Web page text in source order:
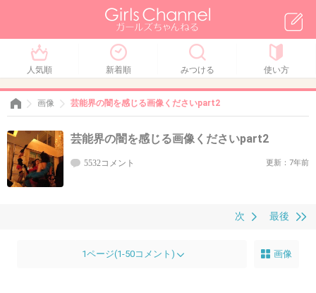
人気順 新着順 みつける 使い方
画像 芸能界の闇を感じる画像くださいpart2
芸能界の闇を感じる画像くださいpart2
5532コメント 更新：7年前
最後
次
1ページ(1-50コメント) 画像